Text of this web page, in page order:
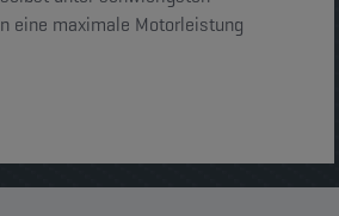
eine maximale Motorleistung